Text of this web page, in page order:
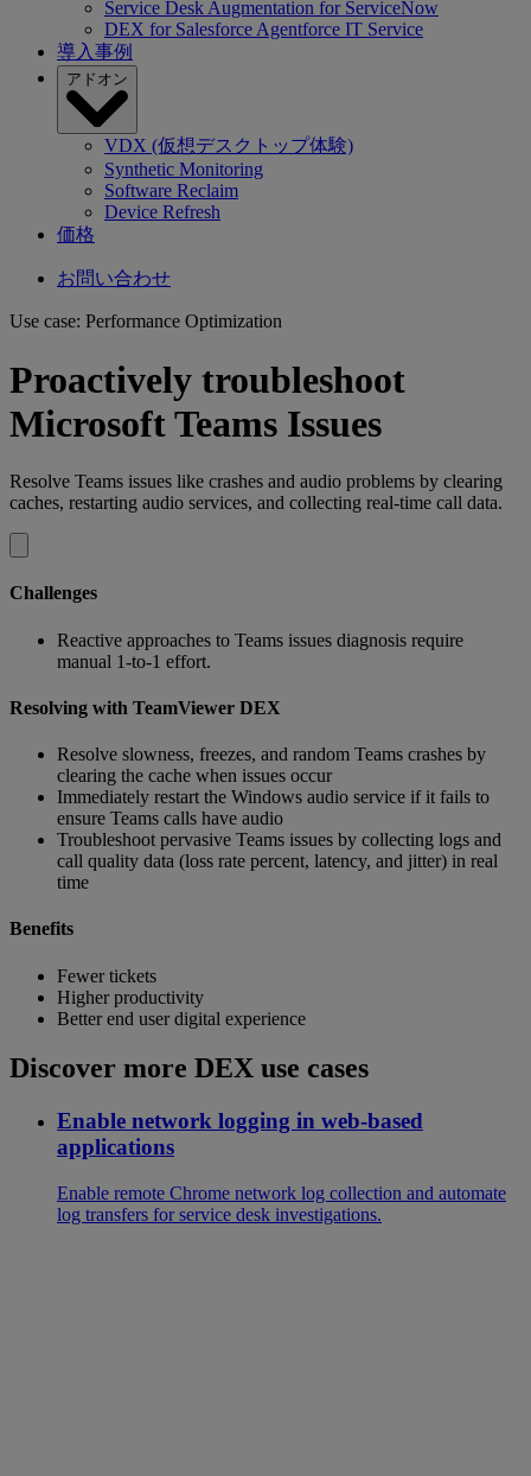
Service Desk Augmentation for ServiceNow
DEX for Salesforce Agentforce IT Service
導入事例
アドオン
VDX (仮想デスクトップ体験)
Synthetic Monitoring
Software Reclaim
Device Refresh
価格
お問い合わせ
Use case: Performance Optimization
Proactively troubleshoot
Microsoft Teams Issues
Resolve Teams issues like crashes and audio problems by clearing
caches, restarting audio services, and collecting real-time call data.
Challenges
Reactive approaches to Teams issues diagnosis require
manual 1-to-1 effort.
Resolving with TeamViewer DEX
Resolve slowness, freezes, and random Teams crashes by
clearing the cache when issues occur
Immediately restart the Windows audio service if it fails to
ensure Teams calls have audio
Troubleshoot pervasive Teams issues by collecting logs and
call quality data (loss rate percent, latency, and jitter) in real
time
Benefits
Fewer tickets
Higher productivity
Better end user digital experience
Discover more DEX use cases
Enable network logging in web-based
applications
Enable remote Chrome network log collection and automate
log transfers for service desk investigations.